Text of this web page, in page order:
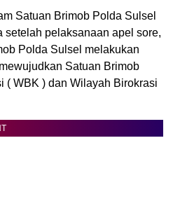
Satuan Brimob Polda Sulsel
setelah pelaksanaan apel sore,
Polda Sulsel melakukan
Satuan Brimob
( WBK ) dan Wilayah Birokrasi